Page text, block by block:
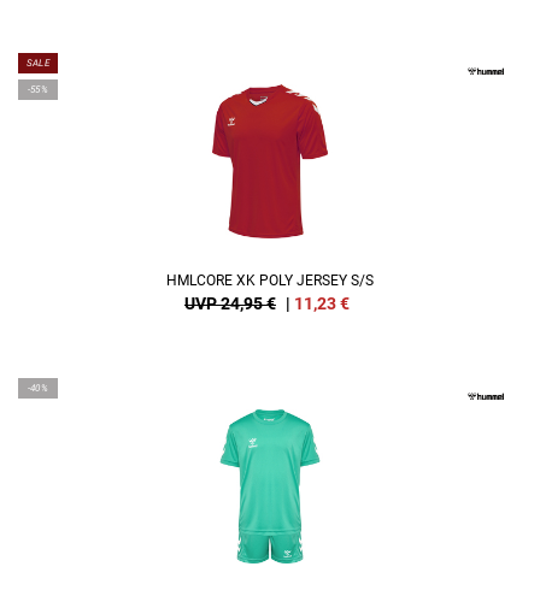
SALE
-55%
HMLCORE XK POLY JERSEY S/S
UVP 24,95 € | 11,23€
-40%